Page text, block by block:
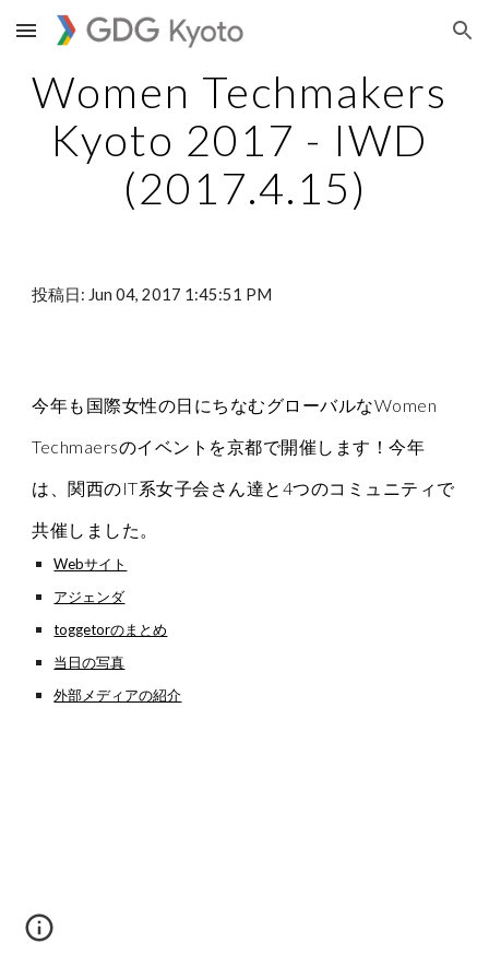
Skip to main content Skip to navigation
Women Techmakers
Kyoto 2017 - IWD
(2017.4.15)
投稿日: Jun 04, 2017 1:45:51 PM
今年も国際女性の日にちなむグローバルなWomen
Techmaersのイベントを京都で開催します！今年
は、関西のIT系女子会さん達と4つのコミュニティで
共催しました。
Webサイト
アジェンダ
toggetorのまとめ
当日の写真
外部メディアの紹介